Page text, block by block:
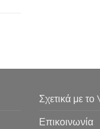
Σχετικά με
Επικοινωνία